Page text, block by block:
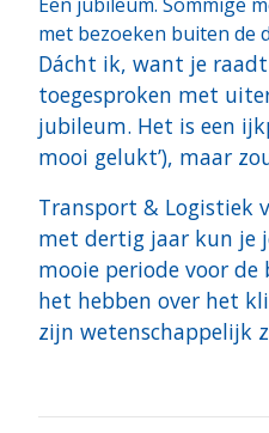
met bezoeken buiten de
Dácht ik, want je
toegesproken met
jubileum. Het is een
mooi gelukt’), maar
Transport & Logistiek
met dertig jaar kun je
mooie periode voor
het hebben over het
zijn wetenschappelijk